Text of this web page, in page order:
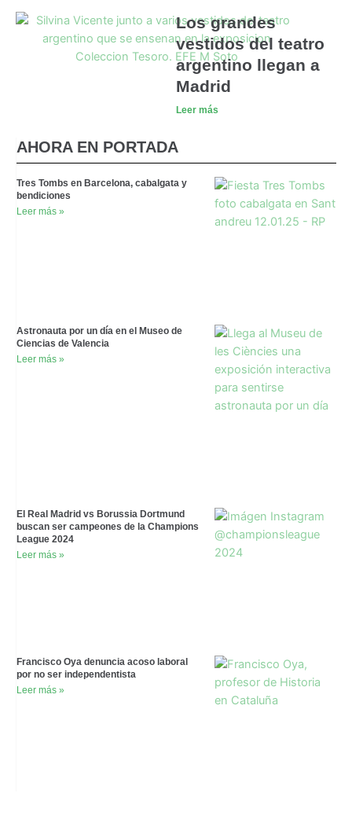
Los grandes
vestidos del teatro
argentino llegan a
Madrid
Leer más
AHORA EN PORTADA
Tres Tombs en Barcelona, cabalgata y
bendiciones
Leer más »
Astronauta por un día en el Museo de
Ciencias de Valencia
Leer más »
El Real Madrid vs Borussia Dortmund
buscan ser campeones de la Champions
League 2024
Leer más »
Francisco Oya denuncia acoso laboral
por no ser independentista
Leer más »